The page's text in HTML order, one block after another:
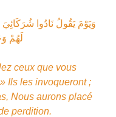
وَيَوْمَ يَقُولُ نَادُوا
لَهُمْ
ceux que vous
Ils les invoqueront ;
Nous aurons placé
perdition.